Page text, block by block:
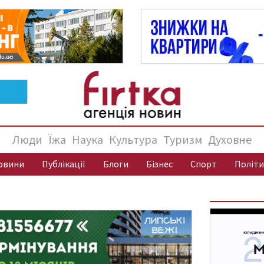
Люди Їжа Наука Культура Туризм Духовне
Публікації Блоги Бізнес Спорт